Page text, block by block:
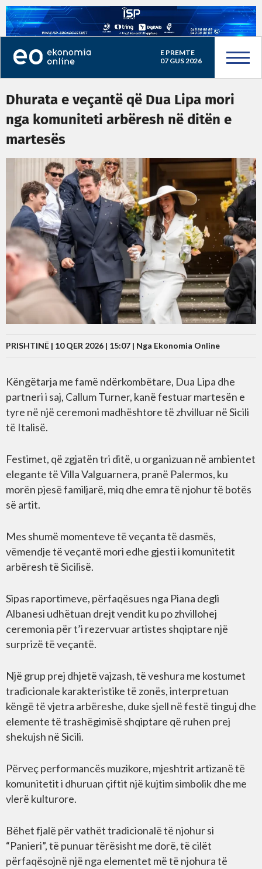
E PREMTE
07 GUS 2026
Dhurata e veçantë që Dua Lipa mori
nga komuniteti arbëresh në ditën e
martesës
PRISHTINË | 10 QER 2026 | 15:07 | Nga Ekonomia Online
Këngëtarja me famë ndërkombëtare, Dua Lipa dhe
partneri i saj, Callum Turner, kanë festuar martesën e
tyre në një ceremoni madhështore të zhvilluar në Sicili
të Italisë.
Festimet, që zgjatën tri ditë, u organizuan në ambientet
elegante të Villa Valguarnera, pranë Palermos, ku
morën pjesë familjarë, miq dhe emra të njohur të botës
së artit.
Mes shumë momenteve të veçanta të dasmës,
vëmendje të veçantë mori edhe gjesti i komunitetit
arbëresh të Sicilisë.
Sipas raportimeve, përfaqësues nga Piana degli
Albanesi udhëtuan drejt vendit ku po zhvillohej
ceremonia për t’i rezervuar artistes shqiptare një
surprizë të veçantë.
Një grup prej dhjetë vajzash, të veshura me kostumet
tradicionale karakteristike të zonës, interpretuan
këngë të vjetra arbëreshe, duke sjell në festë tinguj dhe
elemente të trashëgimisë shqiptare që ruhen prej
shekujsh në Sicili.
Përveç performancës muzikore, mjeshtrit artizanë të
komunitetit i dhuruan çiftit një kujtim simbolik dhe me
vlerë kulturore.
Bëhet fjalë për vathët tradicionalë të njohur si
“Panieri”, të punuar tërësisht me dorë, të cilët
përfaqësojnë një nga elementet më të njohura të